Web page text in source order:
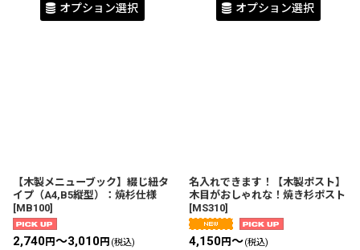
オプション選択 オプション選択
【木製メニューブック】綴じ紐タ
イプ（A4,B5縦型）：焼杉仕様
[MB100]
2,740円～3,010円 (税込)
名入れできます！【木製ポスト】
木目がおしゃれな！焼き杉ポスト
[MS310]
4,150円～(税込)